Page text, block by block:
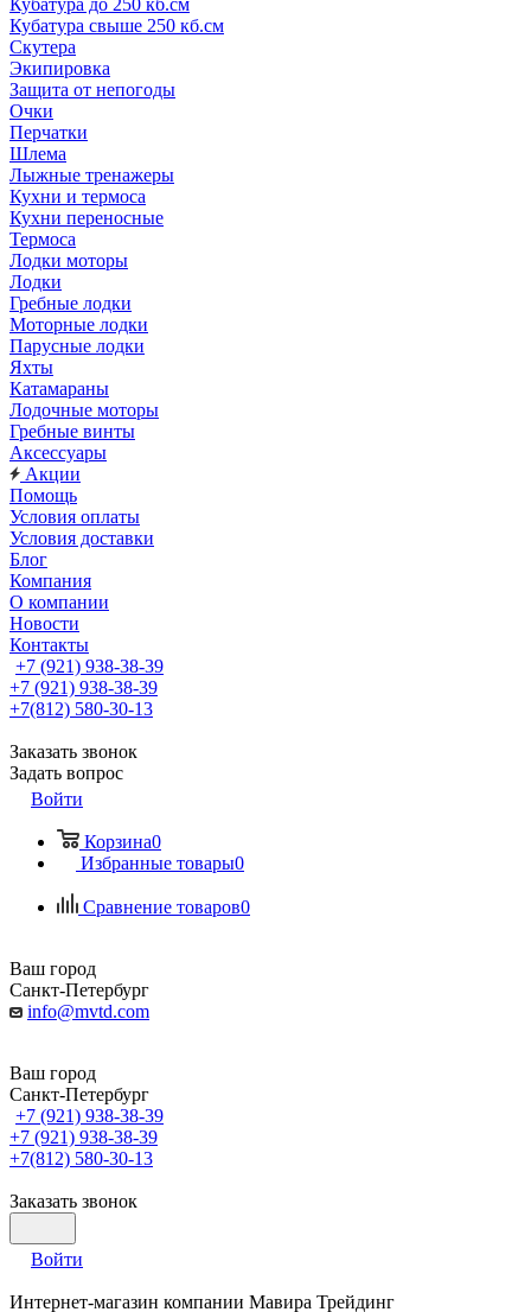
Кубатура до 250 кб.см
Кубатура свыше 250 кб.см
Скутера
Экипировка
Защита от непогоды
Очки
Перчатки
Шлема
Лыжные тренажеры
Кухни и термоса
Кухни переносные
Термоса
Лодки моторы
Лодки
Гребные лодки
Моторные лодки
Парусные лодки
Яхты
Катамараны
Лодочные моторы
Гребные винты
Аксессуары
Акции
Помощь
Условия оплаты
Условия доставки
Блог
Компания
О компании
Новости
Контакты
+7 (921) 938-38-39
+7 (921) 938-38-39
+7(812) 580-30-13
Заказать звонок
Задать вопрос
Войти
Корзина0
Избранные товары0
Сравнение товаров0
Ваш город
Санкт-Петербург
info@mvtd.com
Ваш город
Санкт-Петербург
+7 (921) 938-38-39
+7 (921) 938-38-39
+7(812) 580-30-13
Заказать звонок
Войти
Интернет-магазин компании Мавира Трейдинг